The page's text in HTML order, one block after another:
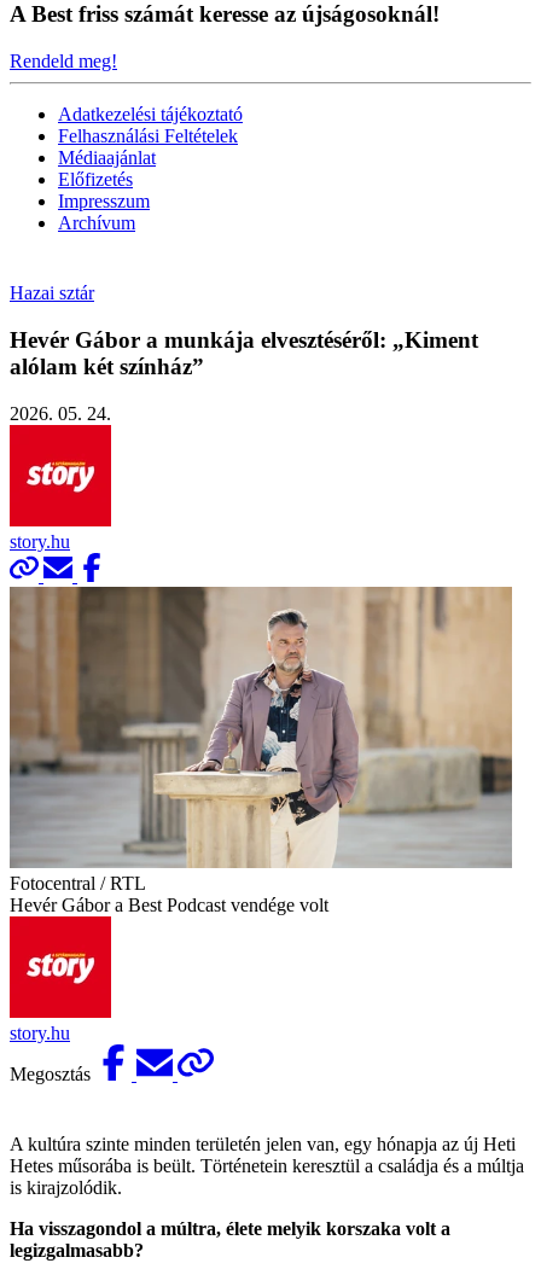
A Best friss számát keresse az újságosoknál!
Rendeld meg!
Adatkezelési tájékoztató
Felhasználási Feltételek
Médiaajánlat
Előfizetés
Impresszum
Archívum
Hazai sztár
Hevér Gábor a munkája elvesztéséről: „Kiment
alólam két színház”
2026. 05. 24.
story.hu
Fotocentral / RTL
Hevér Gábor a Best Podcast vendége volt
story.hu
Megosztás
A kultúra szinte minden területén jelen van, egy hónapja az új Heti
Hetes műsorába is beült. Történetein keresztül a családja és a múltja
is kirajzolódik.
Ha visszagondol a múltra, élete melyik korszaka volt a
legizgalmasabb?